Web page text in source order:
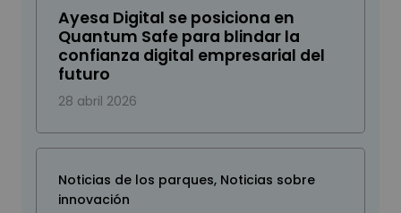
Ayesa Digital se posiciona en
Quantum Safe para blindar la
confianza digital empresarial del
futuro
28 abril 2026
Noticias de los parques, Noticias sobre
innovación